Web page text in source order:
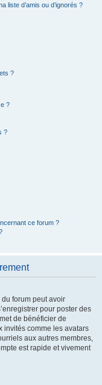
liste d’amis ou d’ignorés ?
?
?
?
ce forum ?
forum peut avoir
pour poster des
de bénéficier de
invités comme les avatars
aux autres membres,
est rapide et vivement